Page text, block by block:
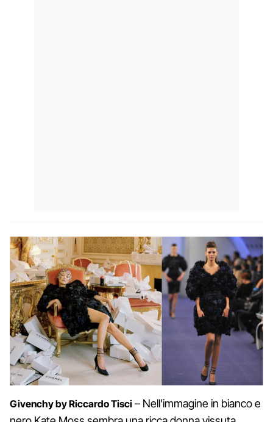
Givenchy by Riccardo Tisci – Nell'immagine in bianco e